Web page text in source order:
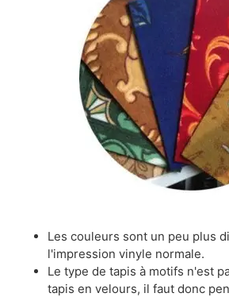
Les couleurs sont un peu plus
l'impression vinyle normale.
Le type de tapis à motifs n'est
tapis en velours, il faut donc